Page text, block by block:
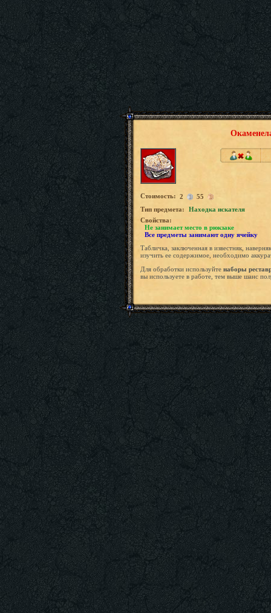
Стоимость: 2
55
Tип предмета:
Находка искателя
Свойства:
Не занимает место в рюкзаке
Все предметы занимают одну ячейку
Табличка, заключенная в известняк,
изучить ее содержимое, необходимо
Для обработки используйте наборы
вы используете в работе, тем выше шанс